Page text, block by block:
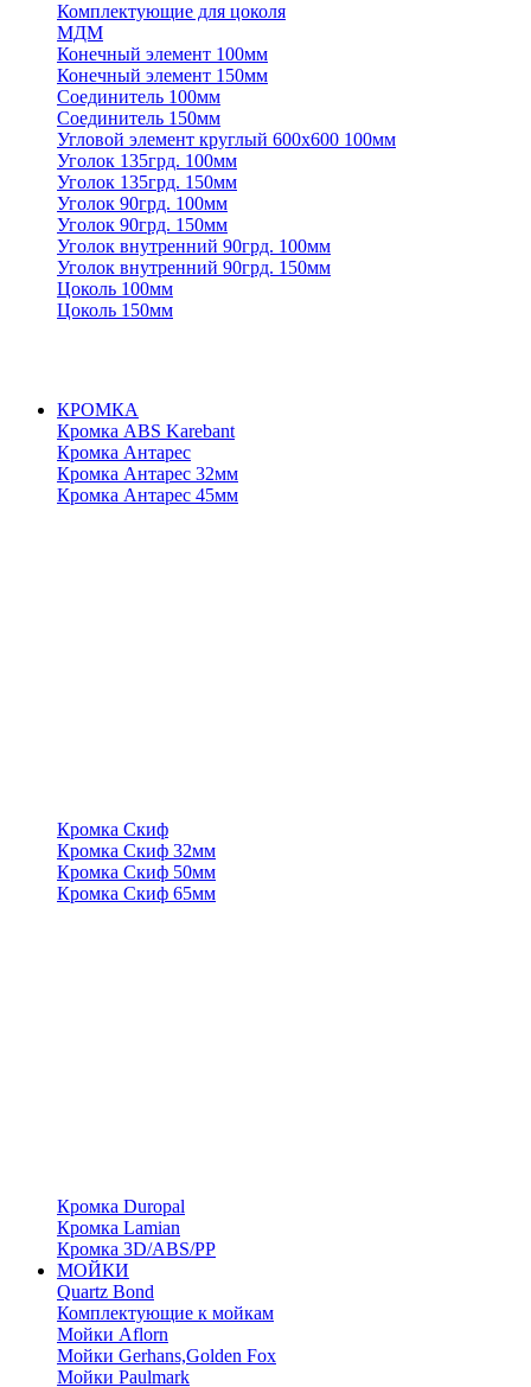
Комплектующие для цоколя
МДМ
Конечный элемент 100мм
Конечный элемент 150мм
Соединитель 100мм
Соединитель 150мм
Угловой элемент круглый 600х600 100мм
Уголок 135грд. 100мм
Уголок 135грд. 150мм
Уголок 90грд. 100мм
Уголок 90грд. 150мм
Уголок внутренний 90грд. 100мм
Уголок внутренний 90грд. 150мм
Цоколь 100мм
Цоколь 150мм
КРОМКА
Кромка ABS Karebant
Кромка Антарес
Кромка Антарес 32мм
Кромка Антарес 45мм
Кромка Скиф
Кромка Скиф 32мм
Кромка Скиф 50мм
Кромка Скиф 65мм
Кромка Duropal
Кромка Lamian
Кромка 3D/ABS/PP
МОЙКИ
Quartz Bond
Комплектующие к мойкам
Мойки Aflorn
Мойки Gerhans,Golden Fox
Мойки Paulmark